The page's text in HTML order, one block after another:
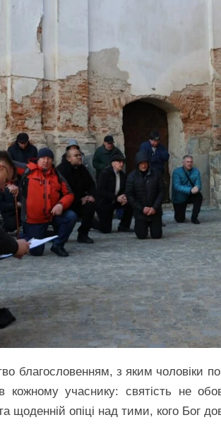
благословенням, з яким чоловіки
кожному учаснику: святість не
щоденній опіці над тими, кого Бог